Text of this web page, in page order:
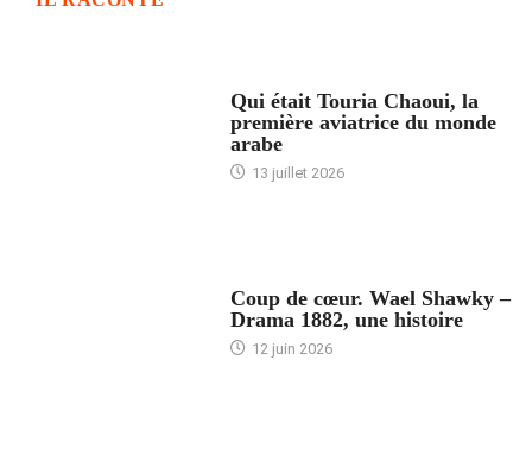
Qui était Touria Chaoui, la
première aviatrice du monde
arabe
13 juillet 2026
Coup de cœur. Wael Shawky –
Drama 1882, une histoire
12 juin 2026